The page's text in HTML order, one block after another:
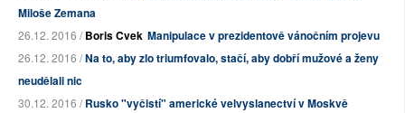
Miloše Zemana
26.12. 2016 /Boris Cvek Manipulace v prezidentově vánočním projevu
26.12. 2016 /Na to, aby zlo triumfovalo, stačí, aby dobří mužové a ženy
neudělali nic
30.12. 2016 /Rusko "vyčistí" americké velvyslanectví v Moskvě